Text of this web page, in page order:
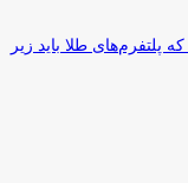
پلتفرم‌های طلا باید زیر